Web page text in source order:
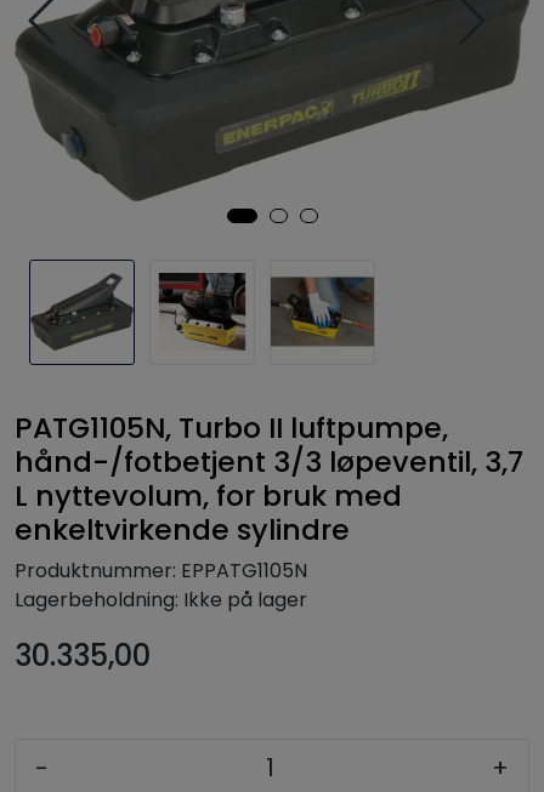
PATG1105N, Turbo II luftpumpe,
hånd-/fotbetjent 3/3 løpeventil, 3,7
L nyttevolum, for bruk med
enkeltvirkende sylindre
Produktnummer: EPPATG1105N
Lagerbeholdning: Ikke på lager
30.335,00
- +
Vis priserinkl. mva.